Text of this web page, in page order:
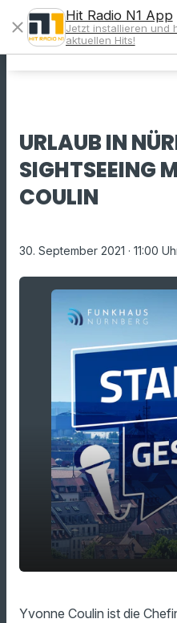
URLAUB IN
SIGHTSEEING
COULIN
30. September 2021 · 11:00
play_arrow Coulin
Yvonne Coulin ist die
close
Hit Radio N1 App
Jetzt installieren und
aktuellen Hits!